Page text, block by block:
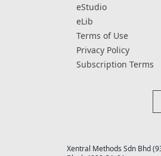
eStudio
eLib
Terms of Use
Privacy Policy
Subscription Terms
Xentral Methods Sdn Bhd